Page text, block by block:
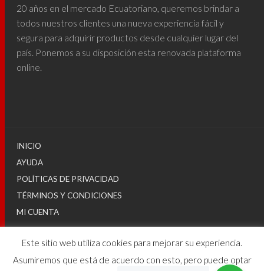
20 años en el mercado Ecuatoriano, queremos brindar a
todos nuestros clientes una nueva experiencia fácil y
segura para adquirir productos desde cualquier lugar del
país. Ponemos a su disposición esta renovada plataforma
online.
INICIO
AYUDA
POLÍTICAS DE PRIVACIDAD
TÉRMINOS Y CONDICIONES
MI CUENTA
© 2025
Este sitio web utiliza cookies para mejorar su experiencia.
Asumiremos que está de acuerdo con esto, pero puede optar